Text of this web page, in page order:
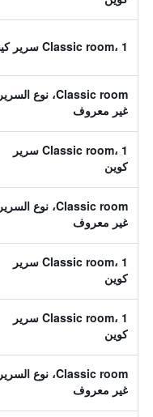
Classic room، 1 سرير كينغ
Classic room، نوع السرير
غير معروف
Classic room، 1 سرير
كوين
Classic room، نوع السرير
غير معروف
Classic room، 1 سرير
كوين
Classic room، 1 سرير
كوين
Classic room، نوع السرير
غير معروف